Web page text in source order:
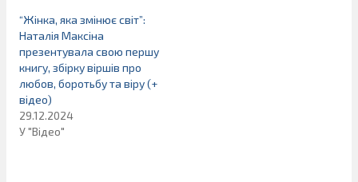
“Жінка, яка змінює світ”:
Наталія Максіна
презентувала свою першу
книгу, збірку віршів про
любов, боротьбу та віру (+
відео)
29.12.2024
У "Відео"